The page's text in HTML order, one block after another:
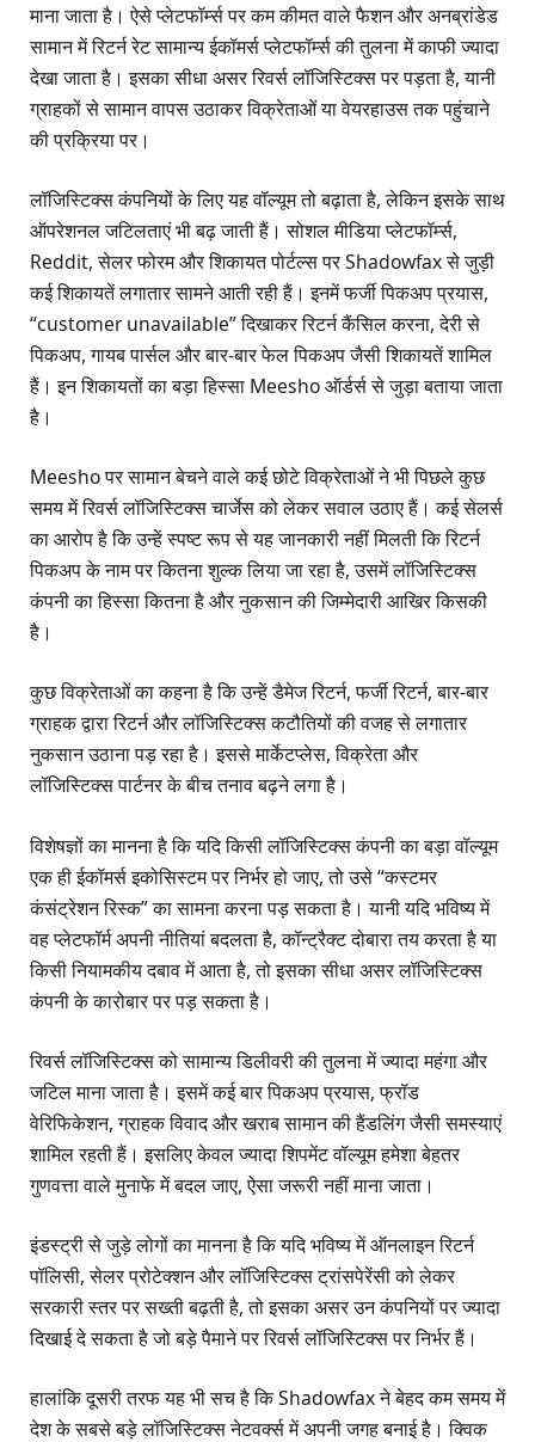
माना जाता है। ऐसे प्लेटफॉर्म्स पर कम कीमत वाले फैशन और अनब्रांडेड
सामान में रिटर्न रेट सामान्य ईकॉमर्स प्लेटफॉर्म्स की तुलना में काफी ज्यादा
देखा जाता है। इसका सीधा असर रिवर्स लॉजिस्टिक्स पर पड़ता है, यानी
ग्राहकों से सामान वापस उठाकर विक्रेताओं या वेयरहाउस तक पहुंचाने
की प्रक्रिया पर।
लॉजिस्टिक्स कंपनियों के लिए यह वॉल्यूम तो बढ़ाता है, लेकिन इसके साथ
ऑपरेशनल जटिलताएं भी बढ़ जाती हैं। सोशल मीडिया प्लेटफॉर्म्स,
Reddit, सेलर फोरम और शिकायत पोर्टल्स पर Shadowfax से जुड़ी
कई शिकायतें लगातार सामने आती रही हैं। इनमें फर्जी पिकअप प्रयास,
“customer unavailable” दिखाकर रिटर्न कैंसिल करना, देरी से
पिकअप, गायब पार्सल और बार-बार फेल पिकअप जैसी शिकायतें शामिल
हैं। इन शिकायतों का बड़ा हिस्सा Meesho ऑर्डर्स से जुड़ा बताया जाता
है।
Meesho पर सामान बेचने वाले कई छोटे विक्रेताओं ने भी पिछले कुछ
समय में रिवर्स लॉजिस्टिक्स चार्जेस को लेकर सवाल उठाए हैं। कई सेलर्स
का आरोप है कि उन्हें स्पष्ट रूप से यह जानकारी नहीं मिलती कि रिटर्न
पिकअप के नाम पर कितना शुल्क लिया जा रहा है, उसमें लॉजिस्टिक्स
कंपनी का हिस्सा कितना है और नुकसान की जिम्मेदारी आखिर किसकी
है।
कुछ विक्रेताओं का कहना है कि उन्हें डैमेज रिटर्न, फर्जी रिटर्न, बार-बार
ग्राहक द्वारा रिटर्न और लॉजिस्टिक्स कटौतियों की वजह से लगातार
नुकसान उठाना पड़ रहा है। इससे मार्केटप्लेस, विक्रेता और
लॉजिस्टिक्स पार्टनर के बीच तनाव बढ़ने लगा है।
विशेषज्ञों का मानना है कि यदि किसी लॉजिस्टिक्स कंपनी का बड़ा वॉल्यूम
एक ही ईकॉमर्स इकोसिस्टम पर निर्भर हो जाए, तो उसे “कस्टमर
कंसंट्रेशन रिस्क” का सामना करना पड़ सकता है। यानी यदि भविष्य में
वह प्लेटफॉर्म अपनी नीतियां बदलता है, कॉन्ट्रैक्ट दोबारा तय करता है या
किसी नियामकीय दबाव में आता है, तो इसका सीधा असर लॉजिस्टिक्स
कंपनी के कारोबार पर पड़ सकता है।
रिवर्स लॉजिस्टिक्स को सामान्य डिलीवरी की तुलना में ज्यादा महंगा और
जटिल माना जाता है। इसमें कई बार पिकअप प्रयास, फ्रॉड
वेरिफिकेशन, ग्राहक विवाद और खराब सामान की हैंडलिंग जैसी समस्याएं
शामिल रहती हैं। इसलिए केवल ज्यादा शिपमेंट वॉल्यूम हमेशा बेहतर
गुणवत्ता वाले मुनाफे में बदल जाए, ऐसा जरूरी नहीं माना जाता।
इंडस्ट्री से जुड़े लोगों का मानना है कि यदि भविष्य में ऑनलाइन रिटर्न
पॉलिसी, सेलर प्रोटेक्शन और लॉजिस्टिक्स ट्रांसपेरेंसी को लेकर
सरकारी स्तर पर सख्ती बढ़ती है, तो इसका असर उन कंपनियों पर ज्यादा
दिखाई दे सकता है जो बड़े पैमाने पर रिवर्स लॉजिस्टिक्स पर निर्भर हैं।
हालांकि दूसरी तरफ यह भी सच है कि Shadowfax ने बेहद कम समय में
देश के सबसे बड़े लॉजिस्टिक्स नेटवर्क्स में अपनी जगह बनाई है। क्विक